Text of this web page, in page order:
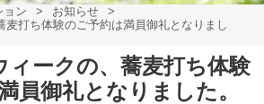
ョン > お知らせ
>
麦打ち体験のご予約は満員御礼となりまし
ィークの、蕎麦打ち体験
員御礼となりました。